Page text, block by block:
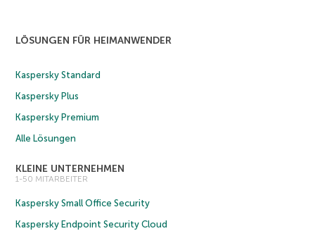
LÖSUNGEN FÜR HEIMANWENDER
Kaspersky Standard
Kaspersky Plus
Kaspersky Premium
Alle Lösungen
KLEINE UNTERNEHMEN
1-50 MITARBEITER
Kaspersky Small Office Security
Kaspersky Endpoint Security Cloud